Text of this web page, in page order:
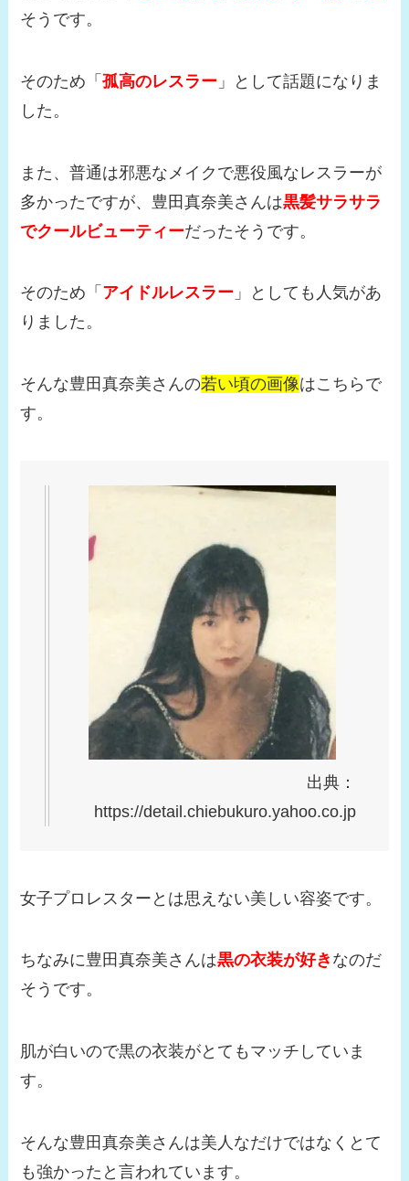
そうです。
そのため「孤高のレスラー 」として話題になりま
した。
また、普通は邪悪なメイクで悪役風なレスラーが
多かったですが、豊田真奈美さんは黒髪サラサラ
でクールビューティーだったそうです。
そのため「 アイドルレスラー 」としても人気があ
りました。
そんな豊田真奈美さんの若い頃の画像はこちらで
す。
出典：
https://detail.chiebukuro.yahoo.co.jp
女子プロレスターとは思えない美しい容姿です。
ちなみに豊田真奈美さんは黒の衣装が好き なのだ
そうです。
肌が白いので黒の衣装がとてもマッチしていま
す。
そんな豊田真奈美さんは美人なだけではなくとて
も強かったと言われています。